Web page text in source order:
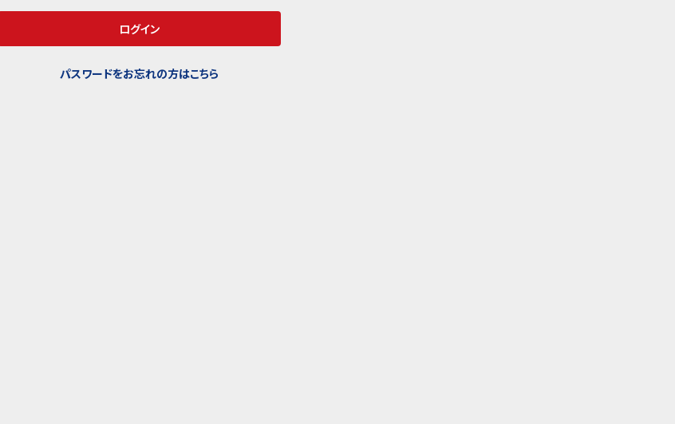
ログイン
パスワードをお忘れの方はこちら